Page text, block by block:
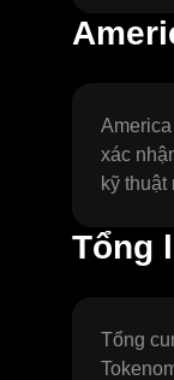
xác
kỹ
Tổng
Tổng